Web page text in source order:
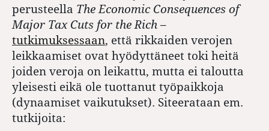
perusteella The Economic Consequences of
Major Tax Cuts for the Rich –
tutkimuksessaan, että rikkaiden verojen
leikkaamiset ovat hyödyttäneet toki heitä
joiden veroja on leikattu, mutta ei taloutta
yleisesti eikä ole tuottanut työpaikkoja
(dynaamiset vaikutukset). Siteerataan em.
tutkijoita: